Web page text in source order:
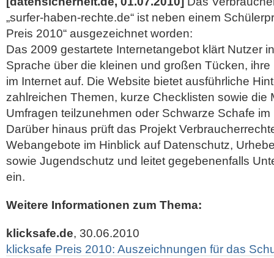
„surfer-haben-rechte.de“ ist neben einem
Preis 2010“ ausgezeichnet worden:
Das 2009 gestartete Internetangebot klärt Nutzer
Sprache über die kleinen und großen Tücken,
im Internet auf. Die Website bietet ausführliche
zahlreichen Themen, kurze Checklisten sowie die
Umfragen teilzunehmen oder Schwarze Schafe
Darüber hinaus prüft das Projekt
Webangebote im Hinblick auf Datenschutz,
sowie Jugendschutz und leitet gegebenenfalls
ein.
Weitere Informationen zum Thema:
klicksafe.de, 30.06.2010
klicksafe Preis 2010: Auszeichnungen für das